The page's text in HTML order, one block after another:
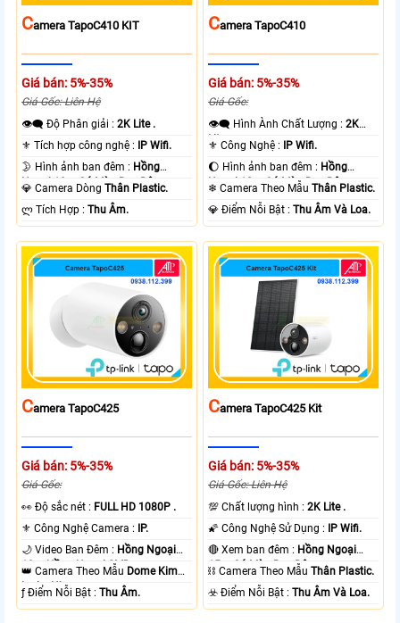
CAmera TapoC410 KIT
Giá bán: 5%-35%
Giá Gốc: Liên Hệ
👁️‍🗨 Độ Phân giải :2K Lite .
⚜️ Tích hợp công nghệ : IP Wifi.
🌛 Hình ảnh ban đêm : Hồng
Ngoại 10m Có Màu Ban Ðêm.
💎 Camera DòngThân Plastic.
️ლ Tích Hợp :Thu Âm.
CAmera TapoC410
Giá bán: 5%-35%
Giá Gốc:
👁️‍🗨 Hình Ành Chất Lượng :2K
Lite .
⚜️ Công Nghệ : IP Wifi.
🌔 Hình ảnh ban đêm : Hồng
Ngoại 10m Có Màu Ban Ðêm.
❄ Camera Theo MẫuThân Plastic.
️💎 Điểm Nỗi Bật :Thu Âm Và Loa.
CAmera TapoC425
Giá bán: 5%-35%
Giá Gốc:
️👀 Độ sắc nét : FULL HD 1080P .
⚜️ Công Nghệ Camera : IP.
🌙 Video Ban Đêm : Hồng Ngoại
10m Hồng Ngoại SMD.
👑 Camera Theo Mẫu Dome Kim
loại + Nhựa.
️ƒ Điểm Nỗi Bật :Thu Âm.
CAmera TapoC425 Kit
Giá bán: 5%-35%
Giá Gốc: Liên Hệ
💯 Chất lượng hình :2K Lite .
🌠 Công Nghệ Sử Dụng : IP Wifi.
🔴 Xem ban đêm : Hồng Ngoại
15m Có Màu Ban Ðêm.
⛓ Camera Theo MẫuThân Plastic.
️☣️ Điểm Nỗi Bật :Thu Âm Và Loa.